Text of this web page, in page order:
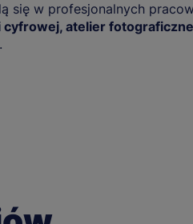
się w profesjonalnych
atelier